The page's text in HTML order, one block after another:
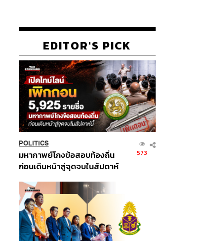
EDITOR'S PICK
POLITICS
มหากาพย์โกงข้อสอบท้องถิ่น
ก่อนเดินหน้าสู่จุดจบในสัปดาห์
573